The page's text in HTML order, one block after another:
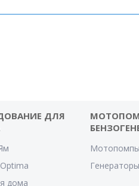
ДЛЯ
дома